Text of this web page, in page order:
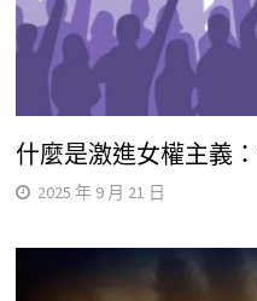
什麼是激進女權主義
2025 年 9 月 21 日